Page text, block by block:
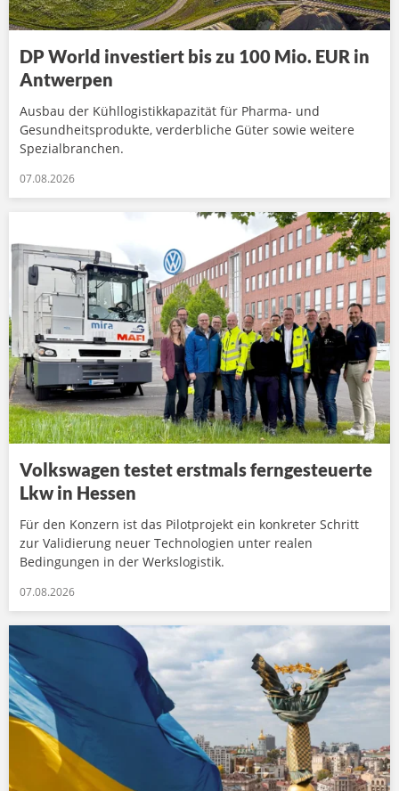
DP World investiert bis zu 100 Mio. EUR in
Antwerpen
Ausbau der Kühllogistikkapazität für Pharma- und
Gesundheitsprodukte, verderbliche Güter sowie weitere
Spezialbranchen.
07.08.2026
Volkswagen testet erstmals ferngesteuerte
Lkw in Hessen
Für den Konzern ist das Pilotprojekt ein konkreter Schritt
zur Validierung neuer Technologien unter realen
Bedingungen in der Werkslogistik.
07.08.2026